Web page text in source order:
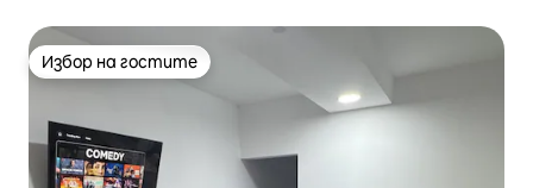
Избор на гостите
Избор на гостите